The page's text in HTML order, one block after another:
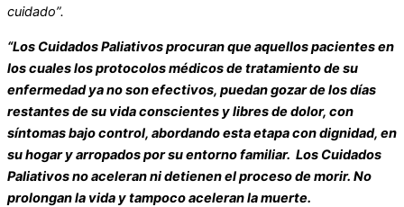
cuidado”.
“Los Cuidados Paliativos procuran que aquellos pacientes en
los cuales los protocolos médicos de tratamiento de su
enfermedad ya no son efectivos, puedan gozar de los días
restantes de su vida conscientes y libres de dolor, con
síntomas bajo control, abordando esta etapa con dignidad, en
su hogar y arropados por su entorno familiar. Los Cuidados
Paliativos no aceleran ni detienen el proceso de morir. No
prolongan la vida y tampoco aceleran la muerte.